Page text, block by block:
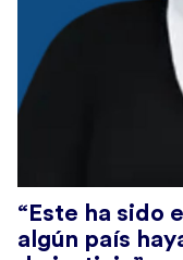
“Este ha sido
algún país